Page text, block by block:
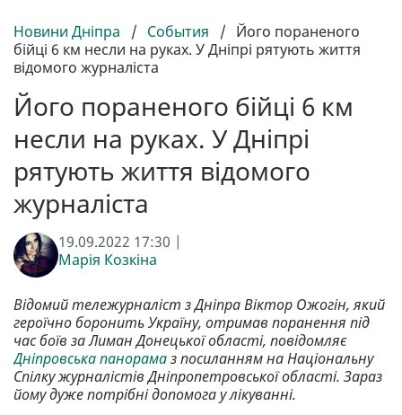
Новини Дніпра / События / Його пораненого
бійці 6 км несли на руках. У Дніпрі рятують життя
відомого журналіста
Його пораненого бійці 6 км
несли на руках. У Дніпрі
рятують життя відомого
журналіста
19.09.2022 17:30 |
Марія Козкіна
Відомий тележурналіст з Дніпра Віктор Ожогін, який
героїчно боронить Україну, отримав поранення під
час боїв за Лиман Донецької області, повідомляє
Дніпровська панорамаз посиланням на Національну
Спілку журналістів Дніпропетровської області. Зараз
йому дуже потрібні допомога у лікуванні.